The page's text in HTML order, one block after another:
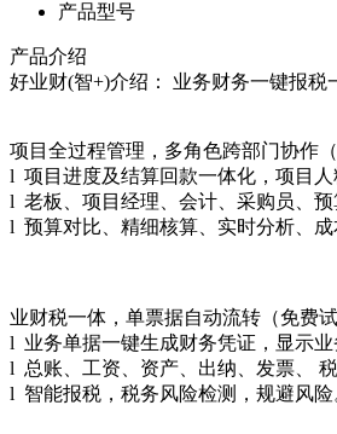
产品型号
产品介绍
好业财(智+)介绍： 业务财务一键报税
项目全过程管理，多角色跨部门协作
l 项目进度及结算回款一体化，项目人
l 老板、项目经理、会计、采购员、预
l 预算对比、精细核算、实时分析、成
业财税一体，单票据自动流转（免费
l 业务单据一键生成财务凭证，显示业
l 总账、工资、资产、出纳、发票、 税
l 智能报税，税务风险检测，规避风险